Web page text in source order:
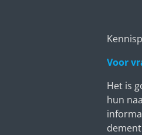
Voor
Het is
hun